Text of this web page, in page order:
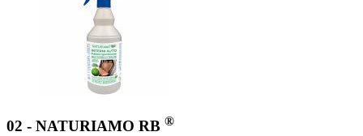
02 - NATURIAMO RB ®